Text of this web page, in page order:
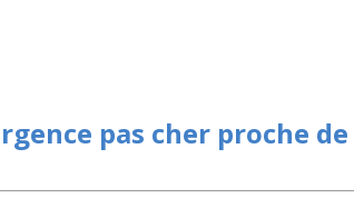
pas cher proche